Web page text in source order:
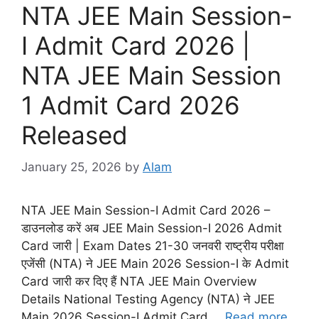
NTA JEE Main Session-
I Admit Card 2026 |
NTA JEE Main Session
1 Admit Card 2026
Released
January 25, 2026 by Alam
NTA JEE Main Session-I Admit Card 2026 –
डाउनलोड करें अब JEE Main Session-I 2026 Admit
Card जारी | Exam Dates 21-30 जनवरी राष्ट्रीय परीक्षा
एजेंसी (NTA) ने JEE Main 2026 Session-I के Admit
Card जारी कर दिए हैं NTA JEE Main Overview
Details National Testing Agency (NTA) ने JEE